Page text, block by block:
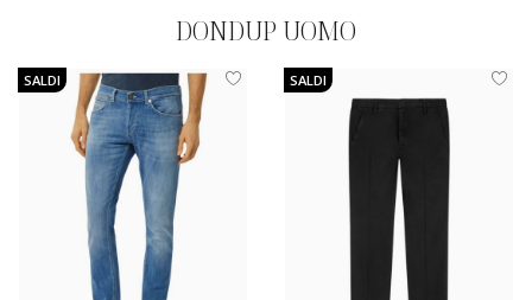
DONDUP UOMO
SALDI SALDI